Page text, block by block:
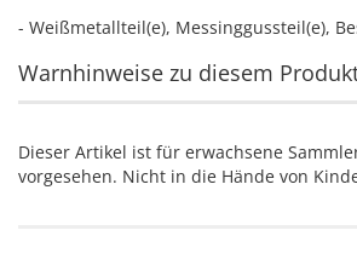
- Weißmetallteil(e), Messinggussteil(e),
Warnhinweise zu diesem
Dieser Artikel ist für erwachsene
vorgesehen. Nicht in die Hände von